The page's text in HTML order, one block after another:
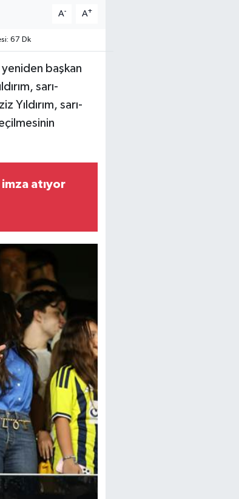
A- A+
67 Dk
başkan
sarı-
Yıldırım, sarı-
atıyor